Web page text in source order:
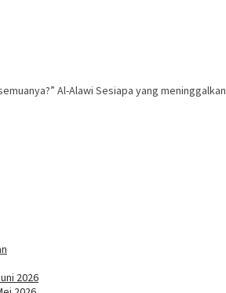
Al-Alawi Sesiapa yang meninggalkan
2026